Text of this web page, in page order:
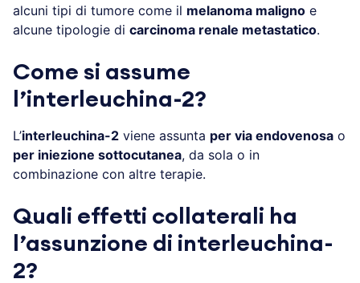
alcuni tipi di tumore come il melanoma maligno e
alcune tipologie di carcinoma renale metastatico.
Come si assume
l’interleuchina-2?
L’interleuchina-2 viene assunta per via endovenosa o
per iniezione sottocutanea, da sola o in
combinazione con altre terapie.
Quali effetti collaterali ha
l’assunzione di interleuchina-
2?